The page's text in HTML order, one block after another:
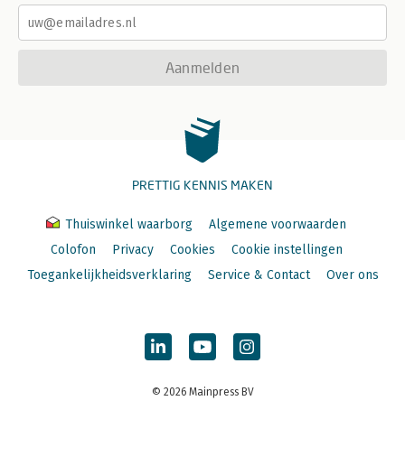
Aanmelden
PRETTIG KENNIS MAKEN
Thuiswinkel waarborg
Algemene voorwaarden
Colofon
Privacy Cookies
Cookie instellingen
Toegankelijkheidsverklaring
Service & Contact Over ons
© 2026 Mainpress BV